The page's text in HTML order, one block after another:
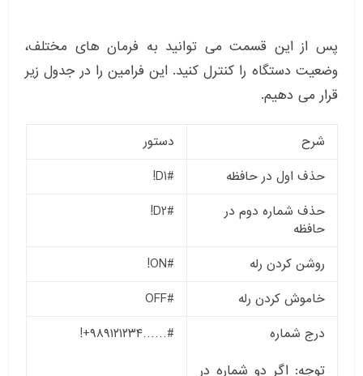
پس از این قسمت می توانید به فرمان های مختلف،
وضعیت دستگاه را کنترل کنید. این فرامین را در جدول زیر
قرار می دهیم.
شرح
دستور
حذف اول در حافظه
#D1!
حذف شماره دوم در
حافظه
#D2!
روشن کردن رله
#ON!
خاموش کردن رله
#OFF
درج شماره
توجه: اگر دو شماره در
#……۹۸۹۱۲۱۲۳۴+!